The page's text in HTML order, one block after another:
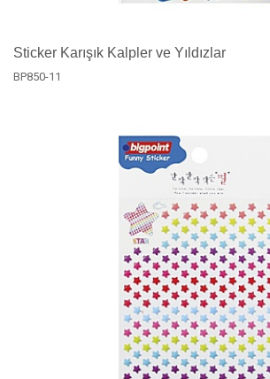
Sticker Karışık Kalpler ve Yıldızlar
BP850-11